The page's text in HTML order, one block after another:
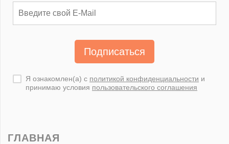
Подписаться
Я ознакомлен(а) с политикой конфиденциальности и
принимаю условия пользовательского соглашения
ГЛАВНАЯ